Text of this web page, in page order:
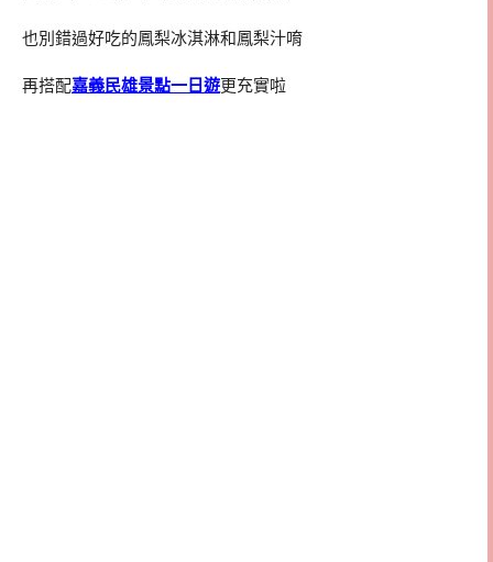
也別錯過好吃的鳳梨冰淇淋和鳳梨汁唷
再搭配嘉義民雄景點一日遊更充實啦